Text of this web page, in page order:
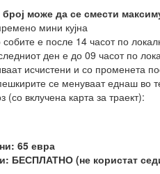
може да се смести
мини кујна
е после 14 часот по
ден е до 09 часот по
исчистени и со променета
се менуваат еднаш во
(со вклучена карта за траект):
65 евра
БЕСПЛАТНО (не користат